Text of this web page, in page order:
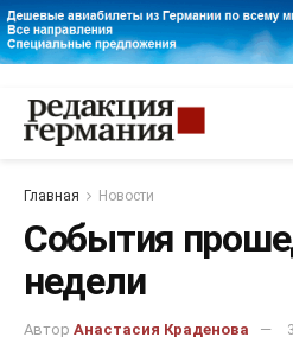
Главная Новости
События
недели
Автор Анастасия Краденова